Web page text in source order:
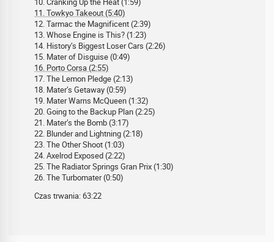
11. Towkyo Takeout (5:40)
12. Tarmac the Magnificent (2:39)
13. Whose Engine is This? (1:23)
14. History’s Biggest Loser Cars (2:26)
15. Mater of Disguise (0:49)
16. Porto Corsa (2:55)
17. The Lemon Pledge (2:13)
18. Mater’s Getaway (0:59)
19. Mater Warns McQueen (1:32)
20. Going to the Backup Plan (2:25)
21. Mater’s the Bomb (3:17)
22. Blunder and Lightning (2:18)
23. The Other Shoot (1:03)
24. Axelrod Exposed (2:22)
25. The Radiator Springs Gran Prix (1:30)
26. The Turbomater (0:50)
Czas trwania: 63:22